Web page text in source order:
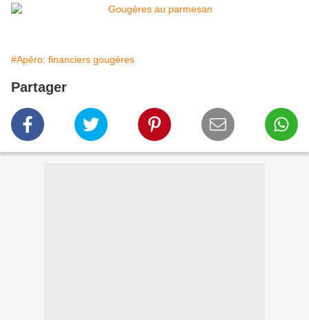
#Apéro: financiers gougères
Partager